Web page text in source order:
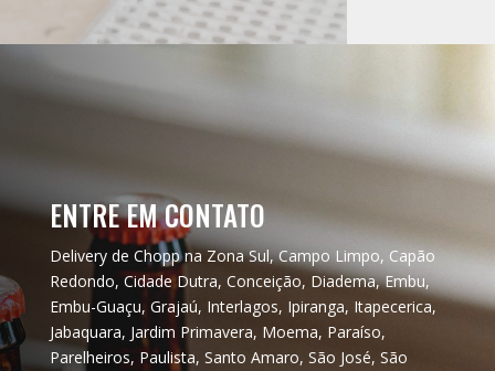
ENTRE EM CONTATO
Delivery de Chopp na Zona Sul, Campo Limpo, Capão
Redondo, Cidade Dutra, Conceição, Diadema, Embu,
Embu-Guaçu, Grajaú, Interlagos, Ipiranga, Itapecerica,
Jabaquara, Jardim Primavera, Moema, Paraíso,
Parelheiros, Paulista, Santo Amaro, São José, São